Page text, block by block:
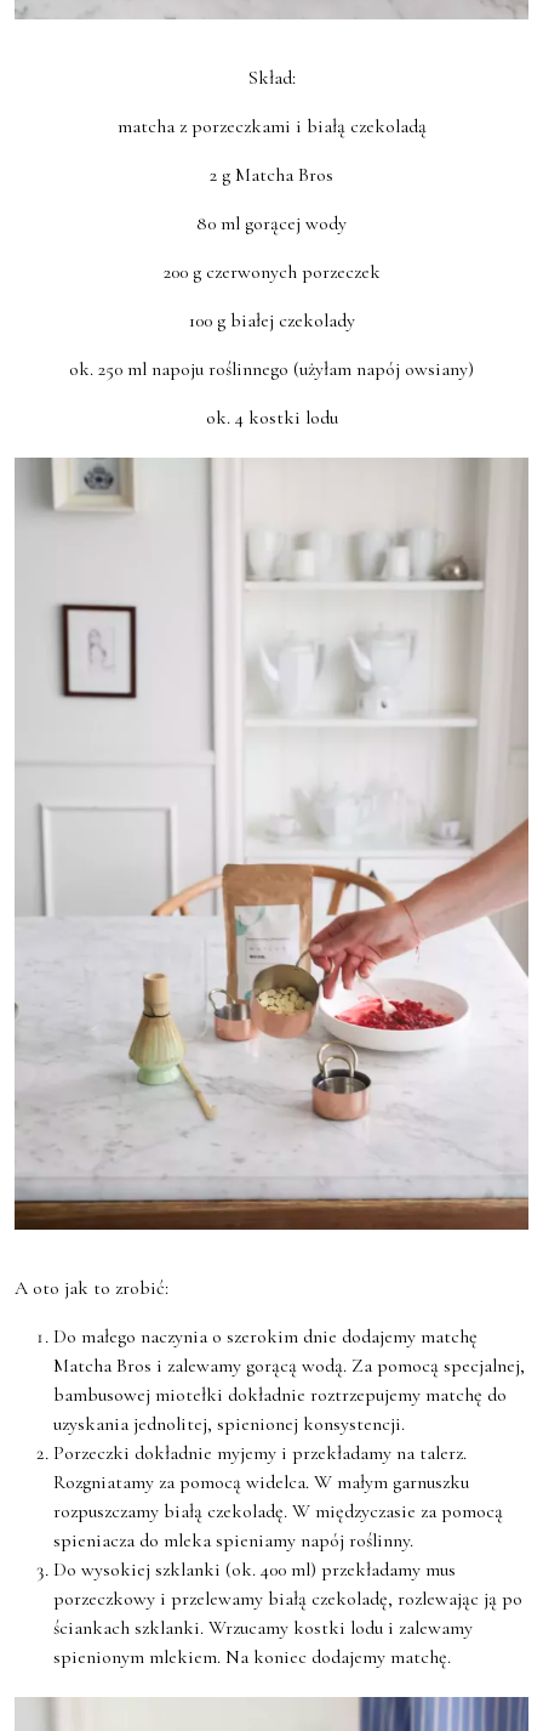
Skład:
matcha z porzeczkami i białą czekoladą
2 g Matcha Bros
80 ml gorącej wody
200 g czerwonych porzeczek
100 g białej czekolady
ok. 250 ml napoju roślinnego (użyłam napój owsiany)
ok. 4 kostki lodu
A oto jak to zrobić:
Do małego naczynia o szerokim dnie dodajemy matchę
Matcha Bros i zalewamy gorącą wodą. Za pomocą specjalnej,
bambusowej miotełki dokładnie roztrzepujemy matchę do
uzyskania jednolitej, spienionej konsystencji.
Porzeczki dokładnie myjemy i przekładamy na talerz.
Rozgniatamy za pomocą widelca. W małym garnuszku
rozpuszczamy białą czekoladę. W międzyczasie za pomocą
spieniacza do mleka spieniamy napój roślinny.
Do wysokiej szklanki (ok. 400 ml) przekładamy mus
porzeczkowy i przelewamy białą czekoladę, rozlewając ją po
ściankach szklanki. Wrzucamy kostki lodu i zalewamy
spienionym mlekiem. Na koniec dodajemy matchę.